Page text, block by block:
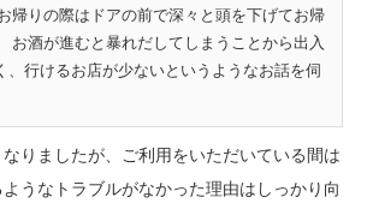
帰りの際はドアの前で深々と頭を下げてお帰
お酒が進むと暴れだしてしまうことから出入
、行けるお店が少ないというようなお話を伺
りましたが、ご利用をいただいている間は
うなトラブルがなかった理由はしっかり向